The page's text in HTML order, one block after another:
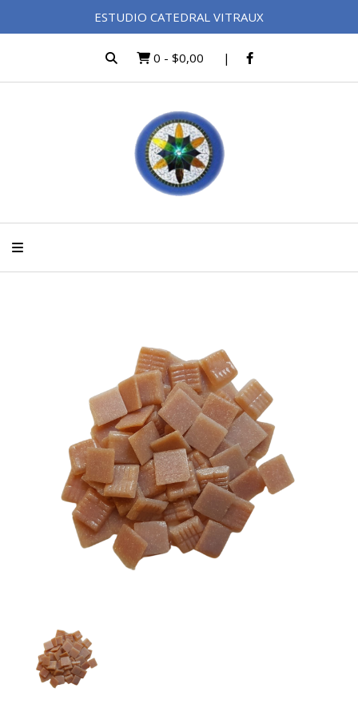
ESTUDIO CATEDRAL VITRAUX
0 - $0,00